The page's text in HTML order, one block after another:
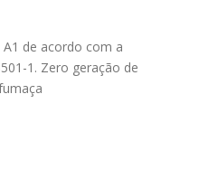
A1 de acordo com a
1. Zero geração de